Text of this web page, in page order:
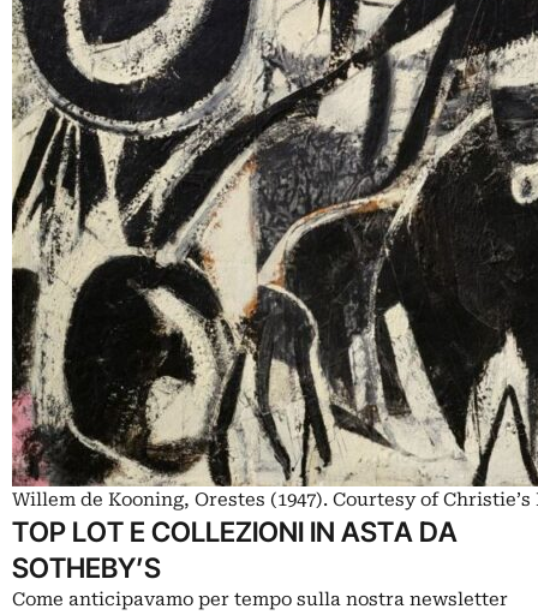
Willem de Kooning, Orestes (1947). Courtesy of
TOP LOT E COLLEZIONI IN ASTA DA
SOTHEBY’S
Come anticipavamo per tempo sulla nostra newsletter